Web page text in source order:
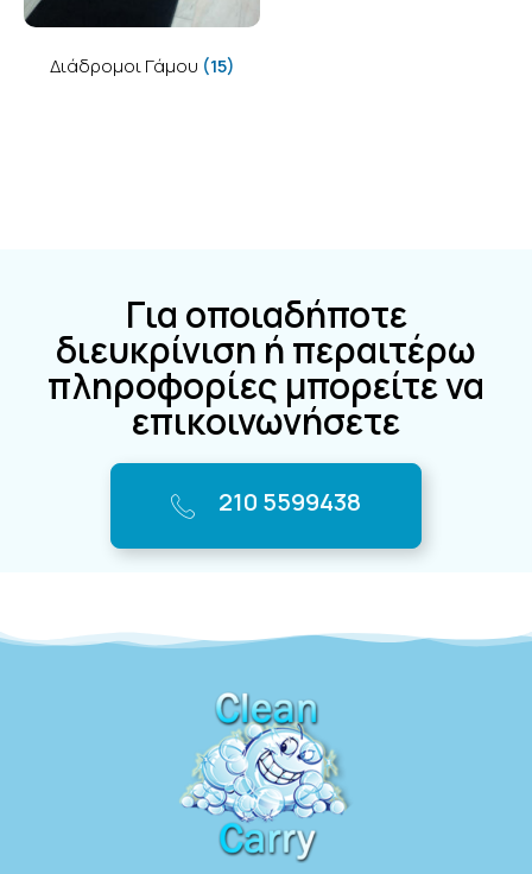
Διάδρομοι Γάμου (15)
Για οποιαδήποτε
διευκρίνιση ή περαιτέρω
πληροφορίες μπορείτε να
επικοινωνήσετε
210 5599438